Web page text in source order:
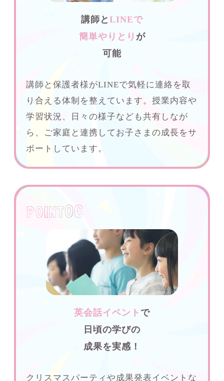
講師と LINEで
簡単やりとり が
可能
講師と保護者様がLINEで気軽に連絡を取
り合える体制を整えています。授業内容や
学習状況、日々の様子なども共有しなが
ら、ご家庭と連携してお子さまの成長をサ
ポートしています。
P0INT06
英会話イベント で
日頃の学びの
成果を実感！
クリスマスパーティや成果発表イベントな